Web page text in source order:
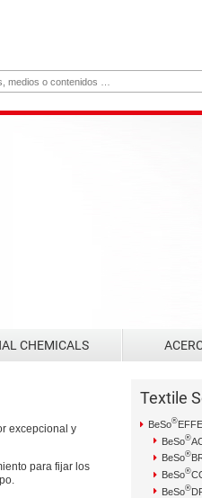
CHEMICALS
excepcional y
para fijar los
Textile
BeSo®
BeSo®
BeSo®
BeSo®
BeSo®